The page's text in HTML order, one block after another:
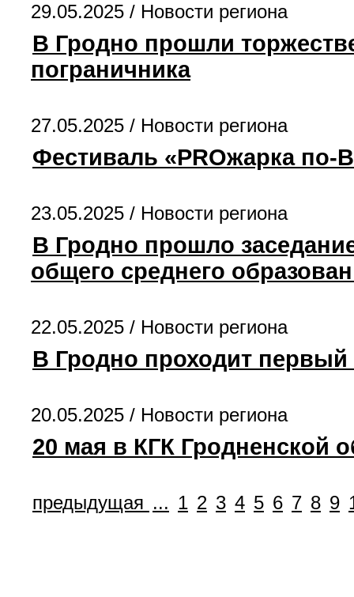
29.05.2025 / Новости региона
В Гродно прошли
пограничника
27.05.2025 / Новости региона
Фестиваль «PROжарка по-
23.05.2025 / Новости региона
В Гродно прошло
общего среднего
22.05.2025 / Новости региона
В Гродно проходит
20.05.2025 / Новости региона
20 мая в КГК Гродненской
предыдущая ... 1 2 3 4 5 6 7 8 9